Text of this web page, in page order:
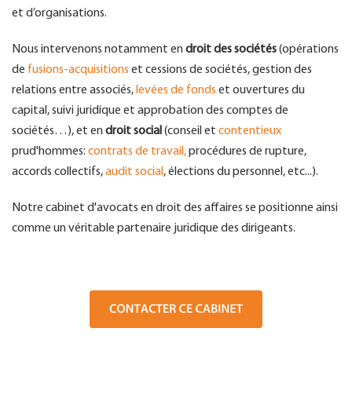
et d’organisations.
Nous intervenons notamment endroit des sociétés(opérations
de fusions-acquisitions et cessions de sociétés, gestion des
relations entre associés, levées de fonds et ouvertures du
capital, suivi juridique et approbation des comptes de
sociétés…), et endroit social (conseil et contentieux
prud'hommes: contrats de travail,procédures de rupture,
accords collectifs,audit social , élections du personnel, etc...).
Notre cabinet d'avocats en droit des affaires se positionne ainsi
comme un véritable partenaire juridique des dirigeants.